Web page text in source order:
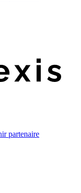
partenaire